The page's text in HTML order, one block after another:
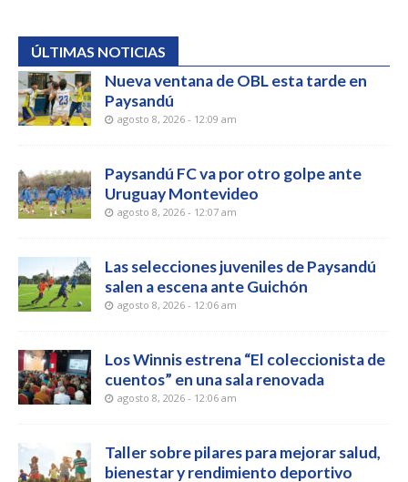
ÚLTIMAS NOTICIAS
Nueva ventana de OBL esta tarde en
Paysandú
agosto 8, 2026 - 12:09 am
Paysandú FC va por otro golpe ante
Uruguay Montevideo
agosto 8, 2026 - 12:07 am
Las selecciones juveniles de Paysandú
salen a escena ante Guichón
agosto 8, 2026 - 12:06 am
Los Winnis estrena “El coleccionista de
cuentos” en una sala renovada
agosto 8, 2026 - 12:06 am
Taller sobre pilares para mejorar salud,
bienestar y rendimiento deportivo